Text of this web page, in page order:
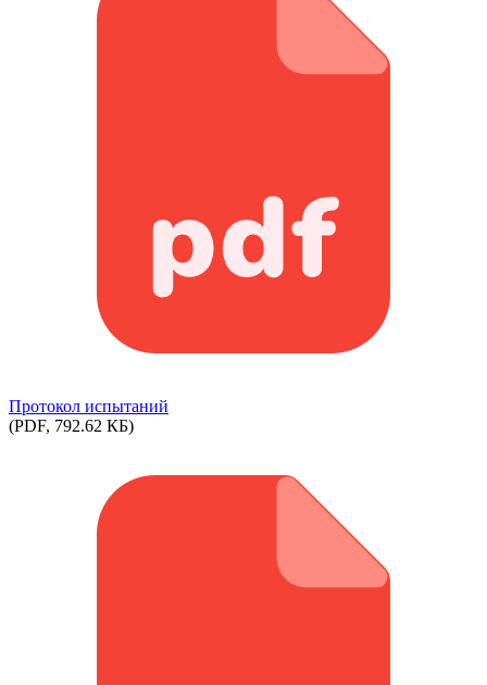
Протокол испытаний
(PDF, 792.62 КБ)